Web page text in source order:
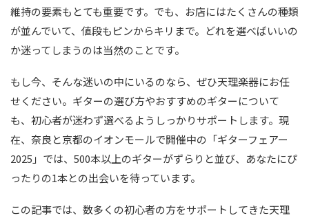
維持の要素もとても重要です。でも、お店にはたくさんの種類
が並んでいて、値段もピンからキリまで。どれを選べばいいの
か迷ってしまうのは当然のことです。
もし今、そんな迷いの中にいるのなら、ぜひ天理楽器にお任
せください。ギターの選び方やおすすめのギターについて
も、初心者が迷わず選べるようしっかりサポートします。現
在、奈良と京都のイオンモールで開催中の「ギターフェアー
2025」では、500本以上のギターがずらりと並び、あなたにぴ
ったりの1本との出会いを待っています。
この記事では、数多くの初心者の方をサポートしてきた天理